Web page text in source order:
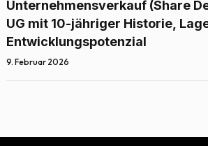
Unternehmensverkauf (Share
UG mit 10-jähriger Historie,
Entwicklungspotenzial
9. Februar 2026